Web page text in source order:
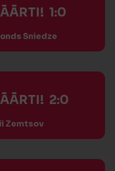
1:0
Sniedze
2:0
Zemtsov